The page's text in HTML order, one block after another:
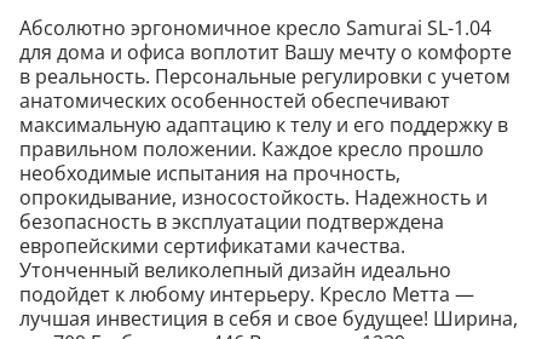
Абсолютно эргономичное кресло Samurai SL-1.04
для дома и офиса воплотит Вашу мечту о комфорте
в реальность. Персональные регулировки с учетом
анатомических особенностей обеспечивают
максимальную адаптацию к телу и его поддержку в
правильном положении. Каждое кресло прошло
необходимые испытания на прочность,
опрокидывание, износостойкость. Надежность и
безопасность в эксплуатации подтверждена
европейскими сертификатами качества.
Утонченный великолепный дизайн идеально
подойдет к любому интерьеру. Кресло Метта —
лучшая инвестиция в себя и свое будущее! Ширина,